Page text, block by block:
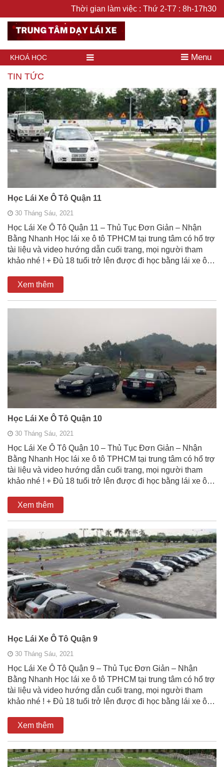
Thời gian làm việc : Thứ 2-T7 : 8h-17h30
KHOÁ HỌC Menu
TIN TỨC
Học Lái Xe Ô Tô Quận 11
30 Tháng Sáu, 2021
Học Lái Xe Ô Tô Quận 11 – Thủ Tục Đơn Giản – Nhận
Bằng Nhanh Học lái xe ô tô TPHCM tại trung tâm có hổ trợ
tài liệu và video hướng dẫn cuối trang, mọi người tham
khảo nhé ! + Đủ 18 tuổi trở lên được đi học bằng lái xe ô…
Xem thêm
Học Lái Xe Ô Tô Quận 10
30 Tháng Sáu, 2021
Học Lái Xe Ô Tô Quận 10 – Thủ Tục Đơn Giản – Nhận
Bằng Nhanh Học lái xe ô tô TPHCM tại trung tâm có hổ trợ
tài liệu và video hướng dẫn cuối trang, mọi người tham
khảo nhé ! + Đủ 18 tuổi trở lên được đi học bằng lái xe ô…
Xem thêm
Học Lái Xe Ô Tô Quận 9
30 Tháng Sáu, 2021
Học Lái Xe Ô Tô Quận 9 – Thủ Tục Đơn Giản – Nhận
Bằng Nhanh Học lái xe ô tô TPHCM tại trung tâm có hổ trợ
tài liệu và video hướng dẫn cuối trang, mọi người tham
khảo nhé ! + Đủ 18 tuổi trở lên được đi học bằng lái xe ô…
Xem thêm